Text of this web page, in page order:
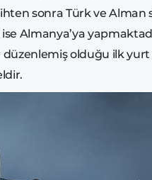
sonra Türk ve Alman
Almanya’ya
olduğu ilk yurt